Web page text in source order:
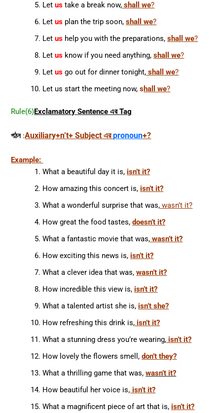
Letus take a break now, shall we?
Letus plan the trip soon,shall we?
Letus help you with the preparations,shall we?
Letus know if you need anything,shall we?
Letus go out for dinner tonight, shall we?
Let us start the meeting now,shall we?
Rule(6)Exclamatory Sentenceএর Tag
গঠন:Auxiliary+n’t+ Subject এরpronoun+?
Example:
What a beautiful day it is, isn’t it?
How amazing this concert is, isn’t it?
What a wonderful surprise that was, wasn’t it?
How great the food tastes,doesn’t it?
What a fantastic movie that was, wasn’t it?
How exciting this news is, isn’t it?
What a clever idea that was,wasn’t it?
How incredible this view is, isn’t it?
What a talented artist she is, isn’t she?
How refreshing this drink is, isn’t it?
What a stunning dress you’re wearing, isn’t it?
How lovely the flowers smell,don’t they?
What a thrilling game that was,wasn’t it?
How beautiful her voice is, isn’t it?
What a magnificent piece of art that is, isn’t it?